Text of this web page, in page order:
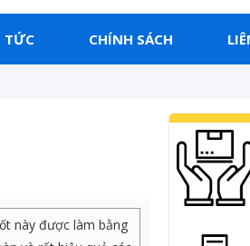
TỨC CHÍNH SÁCH
này được làm bằng